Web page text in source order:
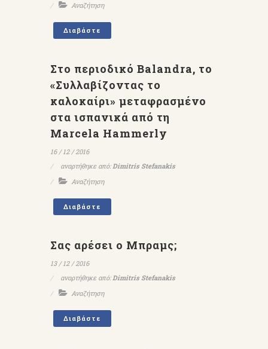
Αναζήτηση
Διαβάστε
Στο περιοδικό Βalandra, το
«Συλλαβίζοντας το
καλοκαίρι» μεταφρασμένο
στα ισπανικά από τη
Marcela Hammerly
16 / 12 / 2016
αναρτήθηκε από:Dimitris Stefanakis
Αναζήτηση
Διαβάστε
Σας αρέσει ο Μπραμς;
13 / 12 / 2016
αναρτήθηκε από:Dimitris Stefanakis
Αναζήτηση
Διαβάστε